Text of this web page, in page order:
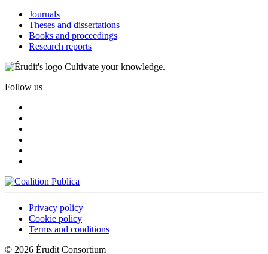
Journals
Theses and dissertations
Books and proceedings
Research reports
Cultivate your knowledge.
Follow us
Privacy policy
Cookie policy
Terms and conditions
© 2026 Érudit Consortium